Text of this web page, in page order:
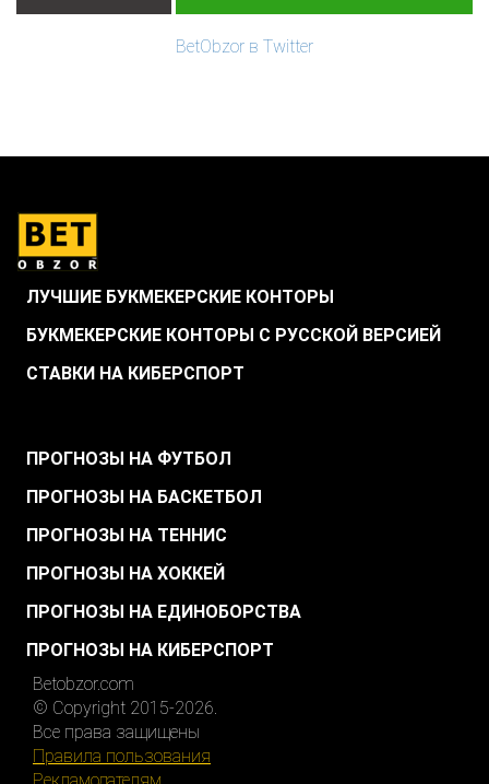
BetObzor в Twitter
ЛУЧШИЕ БУКМЕКЕРСКИЕ КОНТОРЫ
БУКМЕКЕРСКИЕ КОНТОРЫ С РУССКОЙ ВЕРСИЕЙ
СТАВКИ НА КИБЕРСПОРТ
ПРОГНОЗЫ НА ФУТБОЛ
ПРОГНОЗЫ НА БАСКЕТБОЛ
ПРОГНОЗЫ НА ТЕННИС
ПРОГНОЗЫ НА ХОККЕЙ
ПРОГНОЗЫ НА ЕДИНОБОРСТВА
ПРОГНОЗЫ НА КИБЕРСПОРТ
Betobzor.com
© Copyright 2015-2026.
Все права защищены
Правила пользования